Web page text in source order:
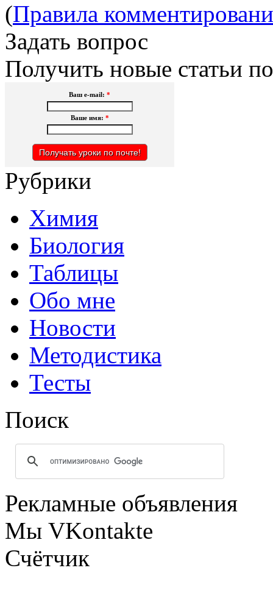
(Правила
Задать вопрос
Получить новые статьи
Ваш e-mail: *
Ваше имя: *
Рубрики
Химия
Биология
Таблицы
Обо мне
Новости
Методистика
Тесты
Поиск
Рекламные объявления
Мы VKontakte
Счётчик